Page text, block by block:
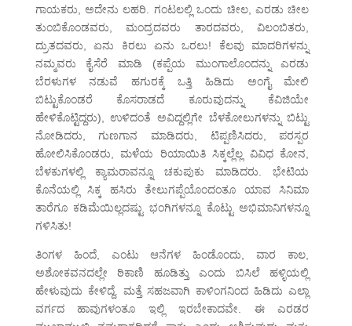
ಗಾಯಕರು, ಅದೇನು ಲಹರಿ. ಗಂಟಲಲ್ಲಿ ಒಂದು ಚೀಲ, ಎರಡು ಚೀಲ
ತುಂಬಿಕೊಂಡವರು, ಮಂದ್ರದವರು ತಾರದವರು, ವಿಲಂಬಿತರು,
ದ್ರುತದವರು, ಏನು ಕಿರಲು ಏನು ಒರಲು! ಕೆಲವು ಮಾದರಿಗಳನ್ನು
ನಮ್ಮವರು ಕೈಸೆರೆ ಮಾಡಿ (ಕಪ್ಪೆಯ ಮುಂಗಾಲೊಂದನ್ನು ಎರಡು
ಬೆರಳುಗಳ ನಡುವೆ ಹಗುರಕ್ಕೆ ಒತ್ತಿ ಹಿಡಿದು ಅಂಗೈ ಮೇಲಿ
ಬಿಟ್ಟುಕೊಂಡರೆ ಕೊಸರಾಡದೆ ಕೂರುವುದನ್ನು ಕೆವಿಜಿಯೇ
ಹೇಳಿಕೊಟ್ಟಿದ್ದರು), ಉಳಿದಂತೆ ಅವಿದ್ದಲ್ಲಿಗೇ ಬೆಳಕೋಲುಗಳನ್ನು ಬಿಟ್ಟು
ನೋಡಿದರು, ಗುಣಗಾನ ಮಾಡಿದರು, ಟಿಪ್ಪಣಿಸಿದರು, ಪರಸ್ಪರ
ಹೋಲಿಸಿಕೊಂಡರು, ಮಳೆಯ ರಿಯಾಯಿತಿ ಸಿಕ್ಕಲ್ಲೆಲ್ಲ ವಿವಿಧ ಕೋನ,
ಬೆಳಕುಗಳಲ್ಲಿ ಕ್ಯಾಮರಾವನ್ನೂ ಚಕುಪುಕು ಮಾಡಿದರು. ಭೇಟಿಯ
ಕೊನೆಯಲ್ಲಿ ಸಿಕ್ಕ ಹಸಿರು ತೇಲುಗಪ್ಪೆಯೊಂದಂತೂ ಯಾವ ಸಿನಿಮಾ
ತಾರೆಗೂ ಕಡಿಮೆಯಿಲ್ಲದಷ್ಟು ಭಂಗಿಗಳನ್ನೂ ಕೊಟ್ಟು ಅಭಿಮಾನಿಗಳನ್ನೂ
ಗಳಿಸಿತು!
ತಿಂಗಳ ಹಿಂದೆ, ಎಂಟು ಆನೆಗಳ ಹಿಂಡೊಂದು, ವಾರ ಕಾಲ,
ಅಶೋಕವನದಲ್ಲೇ ಠಿಕಾಣಿ ಹೂಡಿತ್ತು ಎಂದು ಬಿಸಿಲೆ ಹಳ್ಳಿಯಲ್ಲಿ
ಹೇಳುವುದು ಕೇಳಿದ್ದೆ. ಮತ್ತೆ ಸಹಜವಾಗಿ ಕಾಳಿಂಗನಿಂದ ಹಿಡಿದು ಎಲ್ಲಾ
ವರ್ಗದ ಹಾವುಗಳಂತೂ ಇಲ್ಲಿ ಇರಬೇಕಾದವೇ. ಈ ಎರಡರ